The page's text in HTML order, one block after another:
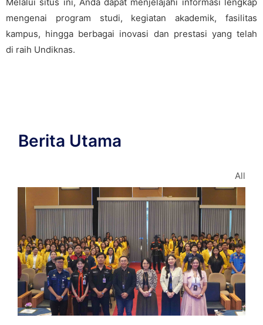
Melalui situs ini, Anda dapat menjelajahi informasi lengkap
mengenai program studi, kegiatan akademik, fasilitas
kampus, hingga berbagai inovasi dan prestasi yang telah
di raih Undiknas.
Berita Utama
All